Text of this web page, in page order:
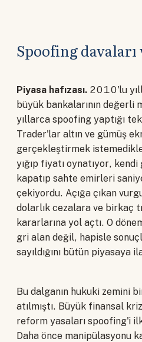
Spoofing
Piyasa hafızası. 2010'lu
büyük bankalarının değerli
yıllarca spoofing yaptığı
Trader'lar altın ve gümüş
gerçekleştirmek
yığıp fiyatı oynatıyor,
kapatıp sahte emirleri
çekiyordu. Açığa çıkan
dolarlık cezalara ve birkaç
kararlarına yol açtı. O
gri alan değil, hapisle
sayıldığını bütün piyasaya
Bu dalganın hukuki zemini
atılmıştı. Büyük finansal
reform yasaları spoofing'i
Daha önce manipülasyonu